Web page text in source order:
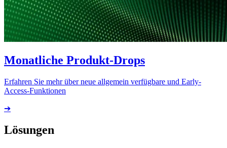
Monatliche Produkt-Drops
Erfahren Sie mehr über neue allgemein verfügbare und Early-
Access-Funktionen
➔
Lösungen